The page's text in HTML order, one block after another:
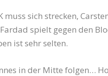
muss sich strecken,
spielt gegen den
ist sehr selten.
in der Mitte folgen…